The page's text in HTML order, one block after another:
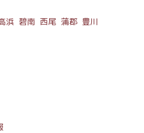
浜 碧南 西尾 蒲郡 豊川